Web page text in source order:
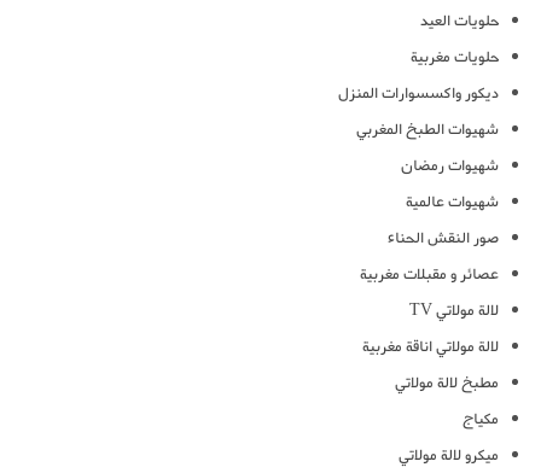
حلويات العيد
حلويات مغربية
ديكور واكسسوارات المنزل
شهيوات الطبخ المغربي
شهيوات رمضان
شهيوات عالمية
صور النقش الحناء
عصائر و مقبلات مغربية
لالة مولاتي TV
لالة مولاتي اناقة مغربية
مطبخ لالة مولاتي
مكياج
ميكرو لالة مولاتي